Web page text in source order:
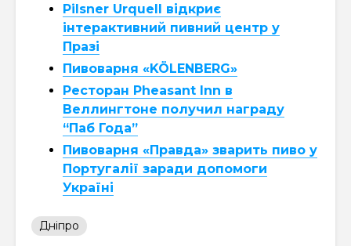
Pilsner Urquell відкриє
інтерактивний пивний центр у
Празі
Пивоварня «KÖLENBERG»
Ресторан Pheasant Inn в
Веллингтоне получил награду
“Паб Года”
Пивоварня «Правда» зварить пиво у
Португалії заради допомоги
Україні
Дніпро